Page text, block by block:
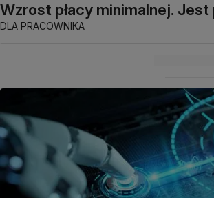
Wzrost płacy minimalnej.
DLA PRACOWNIKA